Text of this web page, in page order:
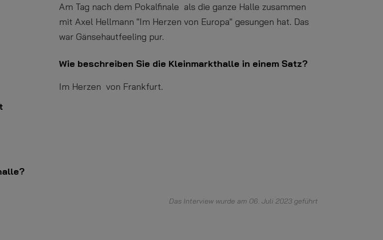
Am Tag nach dem Pokalfinale als die ganze Halle zusammen
mit Axel Hellmann "Im Herzen von Europa" gesungen hat. Das
war Gänsehautfeeling pur.
Wie beschreiben Sie die Kleinmarkthalle in einem Satz?
Im Herzen von Frankfurt.
Das Interview wurde am 06. Juli 2023 geführt